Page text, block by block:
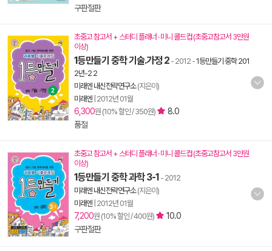
구판절판
초중고 참고서 + 스터디 플래너 · 미니 콜드컵 (초중고참고서 3만원
이상)
1등만들기 중학 기술.가정 2 - 2012 -1등만들기 중학 201
2년-2 2
미래엔 내신전략연구소(지은이)
미래엔 2012년 01월
6,300원 (10% 할인 / 350원)
8.0
품절
초중고 참고서 + 스터디 플래너 · 미니 콜드컵 (초중고참고서 3만원
이상)
1등만들기 중학 과학 3-1 - 2012
미래엔 내신전략연구소(지은이)
미래엔 2012년 01월
7,200원 (10% 할인 / 400원)
10.0
구판절판